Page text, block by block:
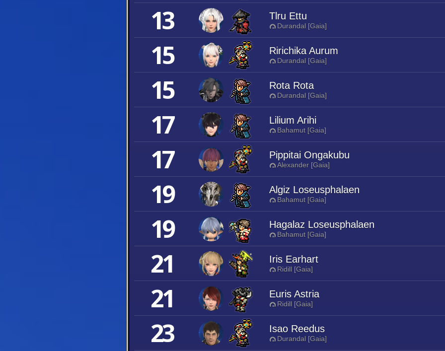
13
Tlru Ettu
Durandal [Gaia]
15 Ririchika Aurum
Durandal [Gaia]
15 Rota Rota
Durandal [Gaia]
17 Lilium Arihi
Bahamut [Gaia]
17 Pippitai Ongakubu
Alexander [Gaia]
19 Algiz Loseusphalaen
Bahamut [Gaia]
19 Hagalaz Loseusphalaen
Bahamut [Gaia]
21 Iris Earhart
Ridill [Gaia]
21 Euris Astria
Ridill [Gaia]
23 Isao Reedus
Durandal [Gaia]